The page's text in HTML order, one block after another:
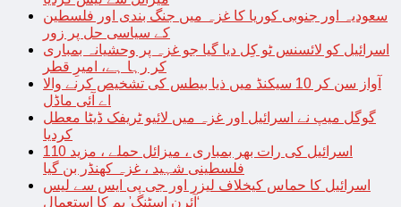
سعودیہ اور جنوبی کوریا کا غزہ میں جنگ بندی اور فلسطین
کے سیاسی حل پر زور
اسرائیل کو لائسنس ٹو کِل دیا گیا جو غزہ پر وحشیانہ بمباری
کر رہا ہے، امیرِ قطر
آواز سن کر 10 سیکنڈ میں ذیا بیطس کی تشخیص کرنے والا
اے آئی ماڈل
گوگل میپ نے اسرائیل اور غزہ میں لائیو ٹریفک ڈیٹا معطل
کردیا
اسرائیل کی رات بھر بمباری ، میزائل حملے ، مزید 110
فلسطینی شہید ، غزہ کھنڈر بن گیا
اسرائیل کا حماس کیخلاف لیزر اور جی پی ایس سے لیس
‘آئرن اسٹنگ’ بم کا استعمال